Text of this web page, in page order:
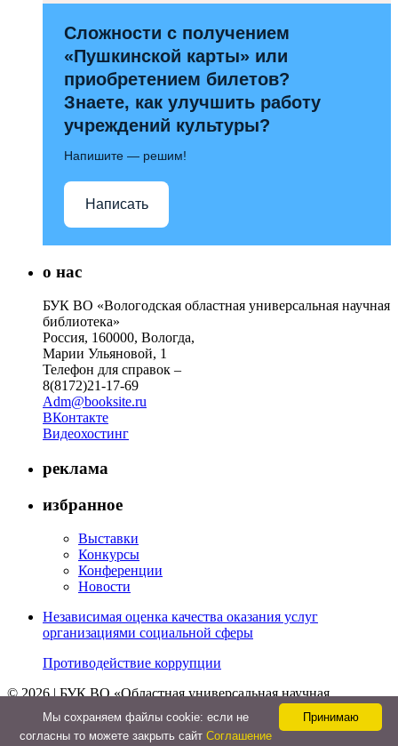
Сложности с получением
«Пушкинской карты» или
приобретением билетов?
Знаете, как улучшить работу
учреждений культуры?
Напишите — решим!
Написать
о нас
БУК ВО «Вологодская областная универсальная научная
библиотека»
Россия, 160000, Вологда,
Марии Ульяновой, 1
Телефон для справок –
8(8172)21-17-69
Adm@booksite.ru
ВКонтакте
Видеохостинг
реклама
избранное
Выставки
Конкурсы
Конференции
Новости
Независимая оценка качества оказания услуг
организациями социальной сферы
Противодействие коррупции
© 2026 | БУК ВО «Областная универсальная научная
библиотека»
Принимаю
Мы cохраняем файлы cookie: если не
согласны то можете закрыть сайт Соглашение